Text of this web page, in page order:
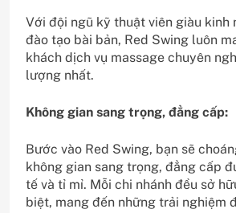
Với đội ngũ kỹ thuật viên giàu kinh
đào tạo bài bản, Red Swing luôn
khách dịch vụ massage chuyên
lượng nhất.
Không gian sang trọng, đẳng cấp:
Bước vào Red Swing, bạn sẽ
không gian sang trọng, đẳng cấp
tế và tỉ mỉ. Mỗi chi nhánh đều sở
biệt, mang đến những trải nghiệm